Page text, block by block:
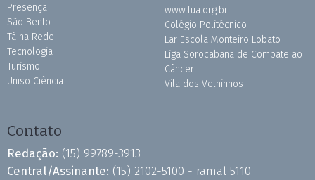
Presença
São Bento
Tá na Rede
Tecnologia
Turismo
Uniso Ciência
www.fua.org.br
Colégio Politécnico
Lar Escola Monteiro Lobato
Liga Sorocabana de Combate ao
Câncer
Vila dos Velhinhos
Contato
Redação: (15) 99789-3913
Central/Assinante: (15) 2102-5100 - ramal 5110